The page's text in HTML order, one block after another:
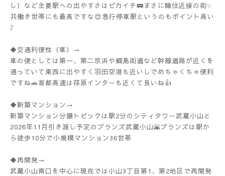
し）など主要駅への出やすさはピカイチ🚃まさに職住近接の街✨
共働き世帯にも最高ですな😍急行停車駅というのもポイント高い
⤴️
◆交通利便性（車）→
車の便としては第一、第二京浜や綱島街道など幹線道路が近くを
通っていて東西に出やすく羽田空港も近いしでめちゃくちゃ便利
ですね🚗首都高速は荏原インターも近くて良いね👍
◆新築マンション→
新築マンション分譲トピックは駅2分のシティタワー武蔵小山と
2026年11月引き渡し予定のブランズ武蔵小山🌇ブランズは駅か
ら徒歩10分で小規模マンション36世帯
◆再開発→
武蔵小山南口を中心に現在では小山3丁目第1、第2地区で再開発